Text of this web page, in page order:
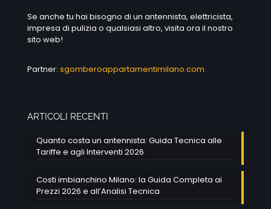
Se anche tu hai bisogno di un antennista, elettricista,
impresa di pulizia o qualsiasi altro, visita ora il nostro
sito web!
Partner: sgomberoappartamentimilano.com
ARTICOLI RECENTI
Quanto costa un antennista: Guida Tecnica alle
Tariffe e agli Interventi 2026
Costi imbianchino Milano: la Guida Completa ai
Prezzi 2026 e all’Analisi Tecnica